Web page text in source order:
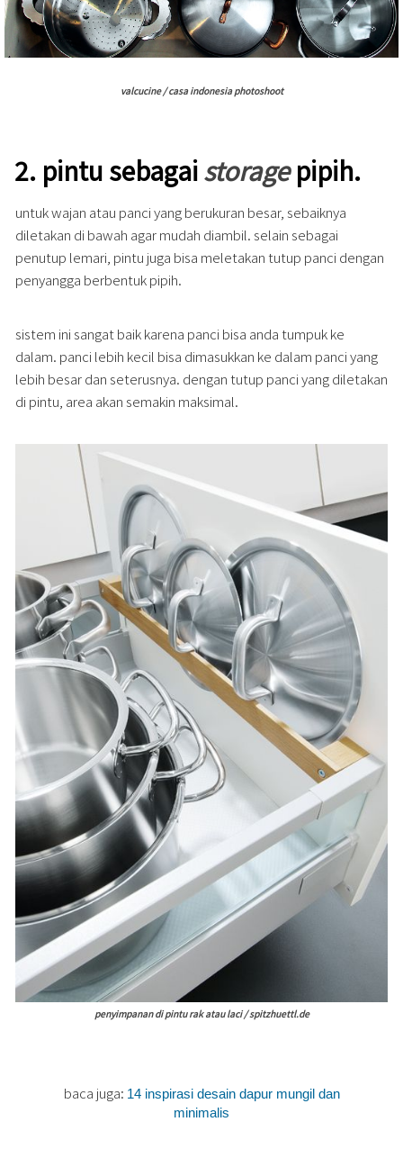
valcucine / casa indonesia photoshoot
2. pintu sebagaistoragepipih.
untuk wajan atau panci yang berukuran besar, sebaiknya
diletakan di bawah agar mudah diambil. selain sebagai
penutup lemari, pintu juga bisa meletakan tutup panci dengan
penyangga berbentuk pipih.
sistem ini sangat baik karena panci bisa anda tumpuk ke
dalam. panci lebih kecil bisa dimasukkan ke dalam panci yang
lebih besar dan seterusnya. dengan tutup panci yang diletakan
di pintu, area akan semakin maksimal.
penyimpanan di pintu rak atau laci / spitzhuettl.de
baca juga: 14 inspirasi desain dapur mungil dan
minimalis